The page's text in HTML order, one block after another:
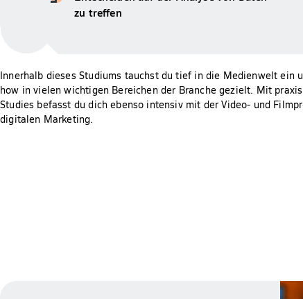
zu treffen
Innerhalb dieses Studiums tauchst du tief in die Medienwelt ein
how in vielen wichtigen Bereichen der Branche gezielt. Mit
Studies befasst du dich ebenso intensiv mit der Video- und
digitalen Marketing.